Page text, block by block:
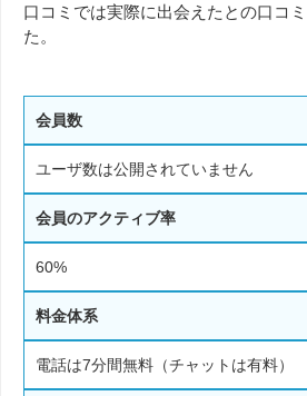
口コミでは実際に出会えたとの口コ
た。
会員数
ユーザ数は公開されていません
会員のアクティブ率
60%
料金体系
電話は7分間無料（チャットは有料）